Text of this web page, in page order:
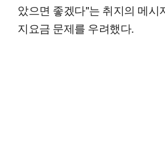
았으면 좋겠다"는 취지의 메시
지요금 문제를 우려했다.